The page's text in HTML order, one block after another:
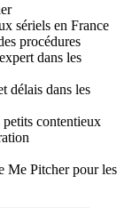
sériels en France
procédures
dans les
délais dans les
contentieux
Me Pitcher pour les